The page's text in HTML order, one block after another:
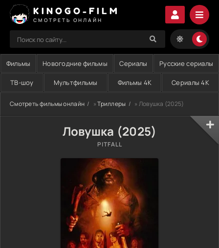
KINOGO-FILM
СМОТРЕТЬ ОНЛАЙН
Фильмы Новогодние фильмы Сериалы Русские сериалы
ТВ-шоу Мультфильмы Фильмы 4K Сериалы 4K
Смотреть фильмы онлайн »Триллеры » Ловушка (2025)
Ловушка (2025)
PITFALL